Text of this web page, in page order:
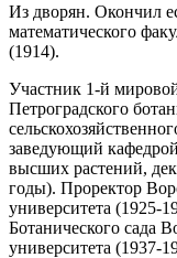
Из дворян. Окончил
математического
(1914).
Участник 1-й
Петроградского
заведующий
высших растений,
годы). Проректор
университета (1925-
Ботанического сада
университета (1937-